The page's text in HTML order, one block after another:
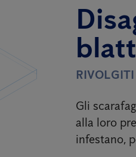
Gli
alla loro
infestano,